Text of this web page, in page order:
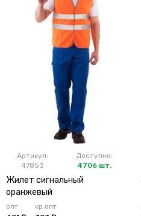
Артикул:
47853
Доступно:
4706 шт.
Жилет сигнальный
оранжевый
опт кр.опт